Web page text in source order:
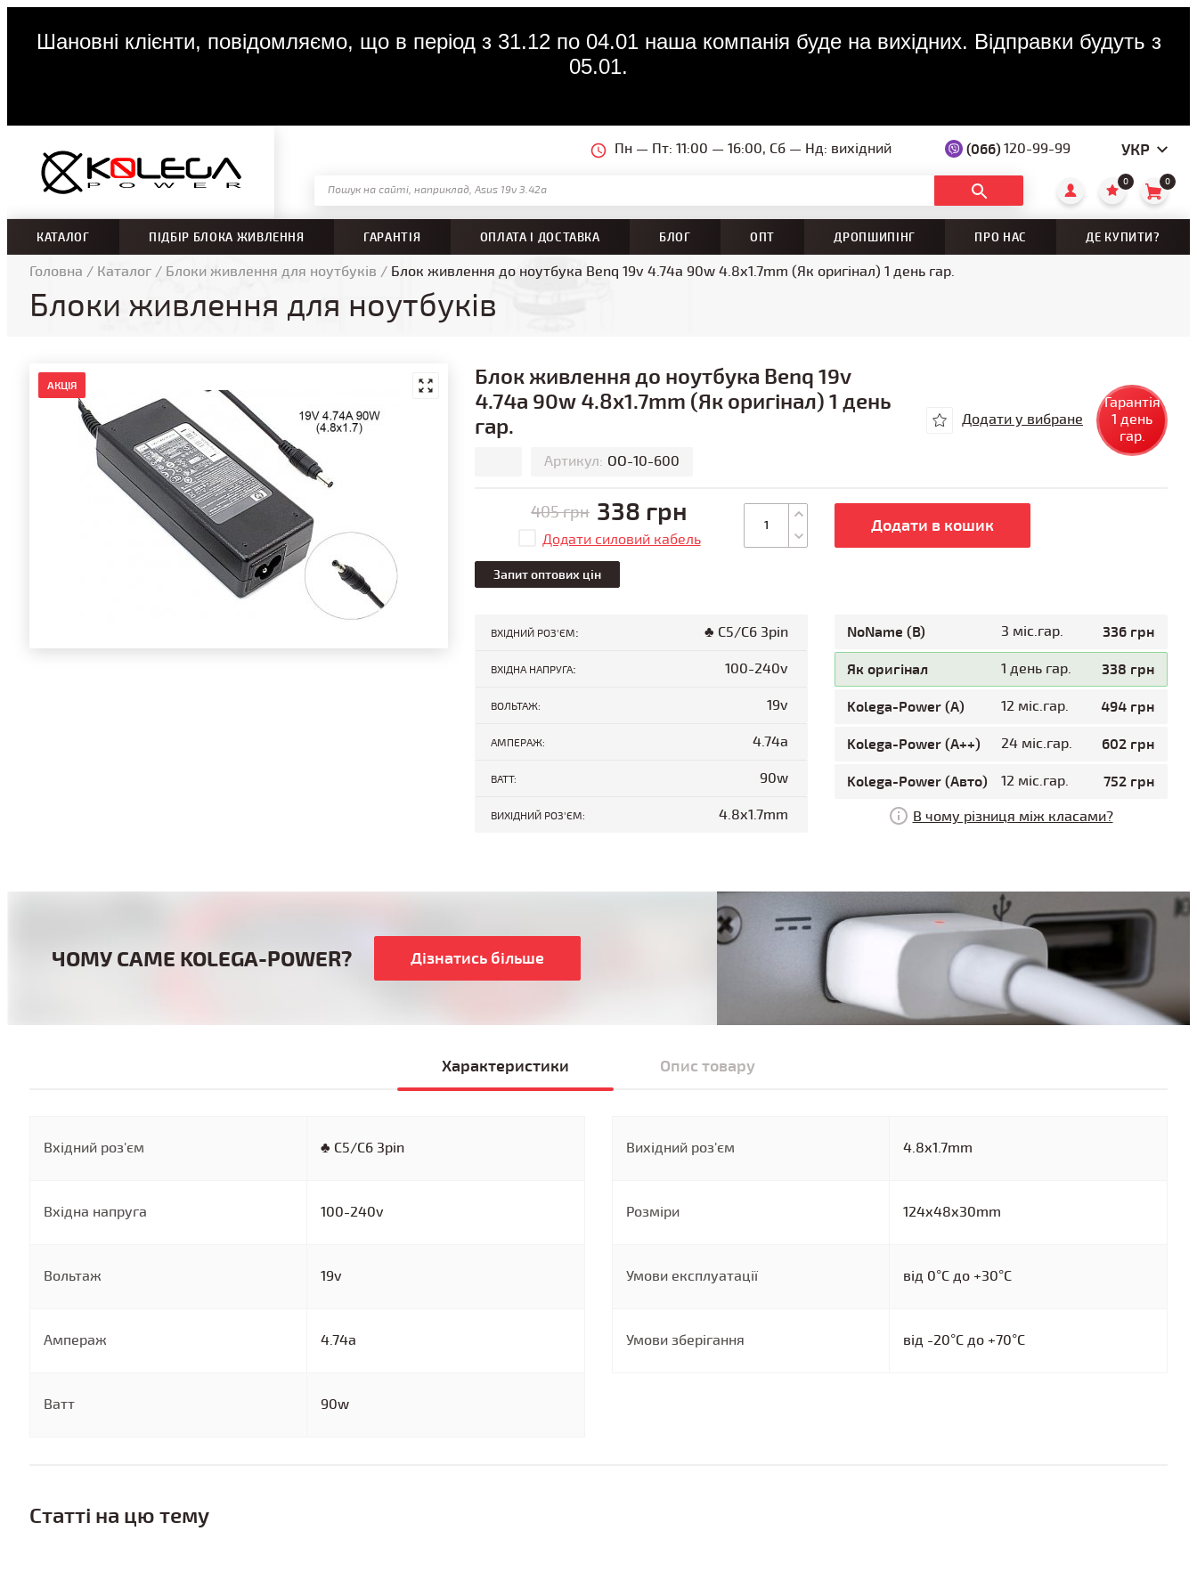
Шановні клієнти, повідомляємо, що в період з 31.12 по 04.01 наша компанія буде на вихідних. Відправки будуть з
05.01.
Пн — Пт: 11:00 — 16:00, Сб — Нд: вихідний (066) 120-99-99 УКР
0 0
КАТАЛОГ ПІДБІР БЛОКА ЖИВЛЕННЯ ГАРАНТІЯ ОПЛАТА І ДОСТАВКА БЛОГ ОПТ ДРОПШИПІНГ ПРО НАС ДЕ КУПИТИ?
Головна / Каталог / Блоки живлення для ноутбуків / Блок живлення до ноутбука Benq 19v 4.74a 90w 4.8x1.7mm (Як оригінал) 1 день гар.
Блоки живлення для ноутбуків
АКЦІЯ
Блок живлення до ноутбука Benq 19v
4.74a 90w 4.8x1.7mm (Як оригінал) 1 день
гар.
Артикул: ОО-10-600
Додати у вибране
Гарантія
1 день
гар.
405 грн 338 грн
Додати силовий кабель
Додати в кошик
Запит оптових цін
ВХІДНИЙ РОЗ'ЄМ: ♣ C5/C6 3pin
ВХІДНА НАПРУГА: 100-240v
ВОЛЬТАЖ: 19v
АМПЕРАЖ: 4.74a
ВАТТ: 90w
ВИХІДНИЙ РОЗ'ЄМ: 4.8x1.7mm
NoName (B) 3 міс.гар. 336 грн
Як оригінал 1 день гар. 338 грн
Kolega-Power (A) 12 міс.гар. 494 грн
Kolega-Power (A++) 24 міс.гар. 602 грн
Kolega-Power (Авто) 12 міс.гар. 752 грн
В чому різниця між класами?
ЧОМУ САМЕ KOLEGA-POWER? Дізнатись більше
Характеристики Опис товару
Вхідний роз'єм ♣ C5/C6 3pin
Вхідна напруга 100-240v
Вольтаж 19v
Ампераж 4.74a
Ватт 90w
Вихідний роз'єм 4.8x1.7mm
Розміри 124x48x30mm
Умови експлуатації від 0°C до +30°C
Умови зберігання від -20°C до +70°C
Статті на цю тему